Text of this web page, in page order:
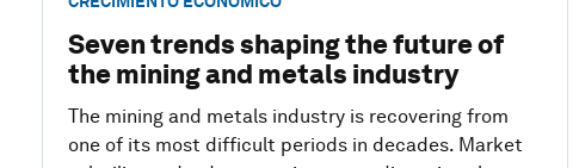
Seven trends shaping the future of
the mining and metals industry
The mining and metals industry is recovering from
one of its most difficult periods in decades. Market